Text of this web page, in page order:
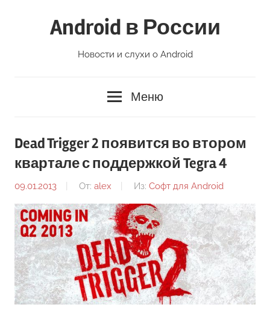
Android в России
Новости и слухи о Android
Меню
Dead Trigger 2 появится во втором
квартале с поддержкой Tegra 4
09.01.2013 От: alex Из: Софт для Android